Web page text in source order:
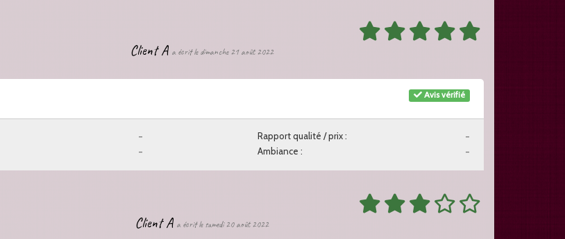
Client A a écrit le dimanche 21 août 2022
Avis vérifié
- -
Rapport qualité / prix :
- -
Ambiance :
Client A a écrit le samedi 20 août 2022